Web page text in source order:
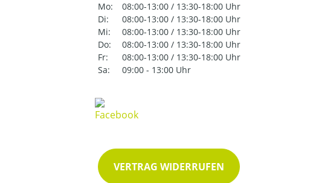
Mo:
08:00-13:00 / 13:30-18:00 Uhr
Di:
08:00-13:00 / 13:30-18:00 Uhr
Mi:
08:00-13:00 / 13:30-18:00 Uhr
Do:
08:00-13:00 / 13:30-18:00 Uhr
Fr:
08:00-13:00 / 13:30-18:00 Uhr
Sa:
09:00 - 13:00 Uhr
VERTRAG WIDERRUFEN